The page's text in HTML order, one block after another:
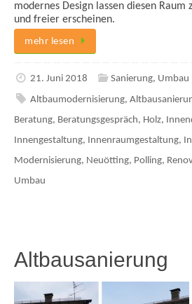
modernes Design lassen diesen
und freier erscheinen.
mehr lesen
21. Juni 2018 Sanierung, Umbau
Altbaumodernisierung,
Beratung, Beratungsgespräch, Holz,
Innengestaltung, Innenraumgestaltung,
Modernisierung, Neuötting, Polling,
Umbau
Altbausanierung